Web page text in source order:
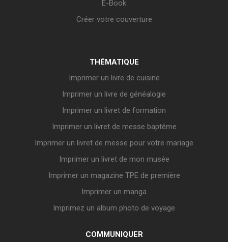
E-Book
Créer votre couverture
THÉMATIQUE
Imprimer un livre de cuisine
Imprimer un livre de généalogie
Imprimer un livret de formation
Imprimer un livret de messe baptême
Imprimer un livret de messe pour votre mariage
Imprimer un livret de mon musée
Imprimer un magazine TPE de première
Imprimer un manga
Imprimez un album photo de voyage
COMMUNIQUER